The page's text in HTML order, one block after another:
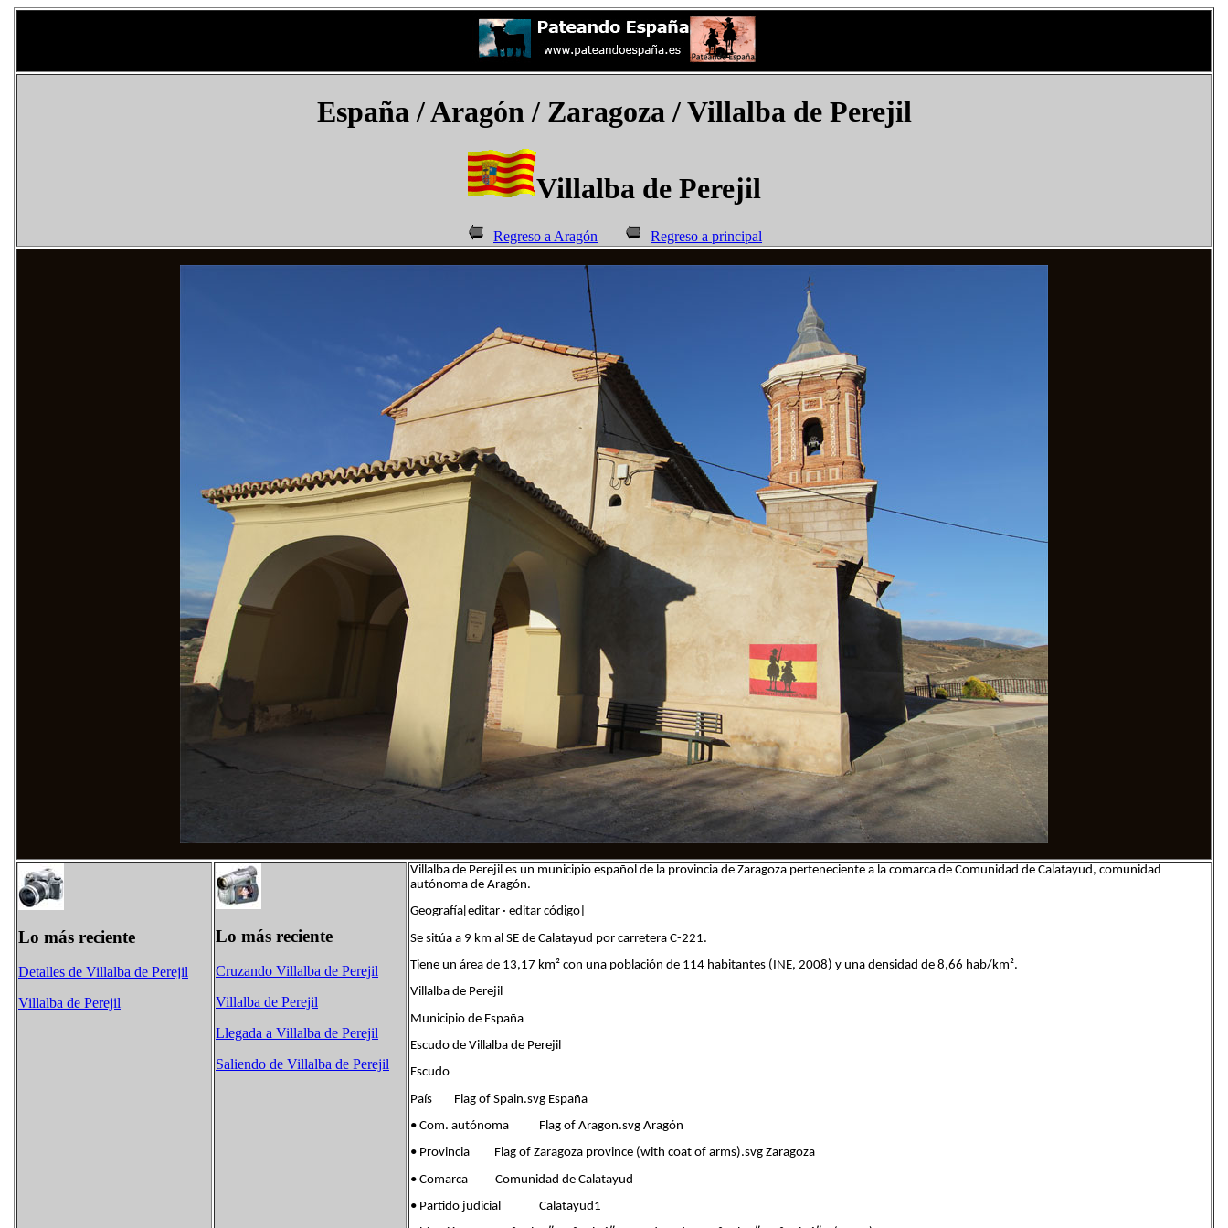
España/ Aragón / Zaragoza /Villalba de Perejil
Villalba de Perejil
Regreso a Aragón Regreso a principal
Lo más reciente
Detalles de Villalba de Perejil
Villalba de Perejil
Lo más reciente
Cruzando Villalba de Perejil
Villalba de Perejil
Llegada a Villalba de Perejil
Saliendo de Villalba de Perejil
Villalba de Perejil es un municipio español de la provincia de Zaragoza perteneciente a la comarca de Comunidad de Calatayud, comunidad
autónoma de Aragón.
Geografía[editar · editar código]
Se sitúa a 9 km al SE de Calatayud por carretera C-221.
Tiene un área de 13,17 km² con una población de 114 habitantes (INE, 2008) y una densidad de 8,66 hab/km².
Villalba de Perejil
Municipio de España
Escudo de Villalba de Perejil
Escudo
País Flag of Spain.svg España
• Com. autónoma Flag of Aragon.svg Aragón
• Provincia Flag of Zaragoza province (with coat of arms).svg Zaragoza
• Comarca Comunidad de Calatayud
• Partido judicial Calatayud1